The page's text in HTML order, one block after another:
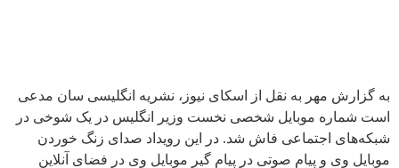
به گزارش مهر به نقل از اسکای نیوز، نشریه انگلیسی سان مدعی
است شماره موبایل شخصی نخست وزیر انگلیس در یک شوخی در
شبکه‌های اجتماعی فاش شد. در این رویداد صدای زنگ خوردن
موبایل وی و پیام صوتی در پیام گیر موبایل وی در فضای آنلاین